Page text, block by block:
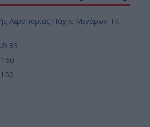
Αεροπορίας Πάχης Μεγάρων ΤΚ
83